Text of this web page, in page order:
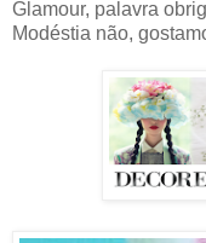
Glamour, palavra
Modéstia não,